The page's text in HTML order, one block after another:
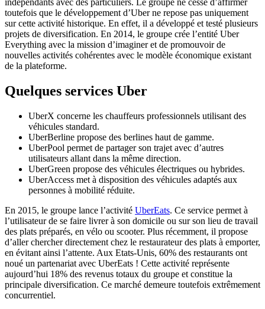
indépendants avec des particuliers. Le groupe ne cesse d’affirmer
toutefois que le développement d’Uber ne repose pas uniquement
sur cette activité historique. En effet, il a développé et testé plusieurs
projets de diversification. En 2014, le groupe crée l’entité Uber
Everything avec la mission d’imaginer et de promouvoir de
nouvelles activités cohérentes avec le modèle économique existant
de la plateforme.
Quelques services Uber
UberX concerne les chauffeurs professionnels utilisant des
véhicules standard.
UberBerline propose des berlines haut de gamme.
UberPool permet de partager son trajet avec d’autres
utilisateurs allant dans la même direction.
UberGreen propose des véhicules électriques ou hybrides.
UberAccess met à disposition des véhicules adaptés aux
personnes à mobilité réduite.
En 2015, le groupe lance l’activité UberEats. Ce service permet à
l’utilisateur de se faire livrer à son domicile ou sur son lieu de travail
des plats préparés, en vélo ou scooter. Plus récemment, il propose
d’aller chercher directement chez le restaurateur des plats à emporter,
en évitant ainsi l’attente. Aux Etats-Unis, 60% des restaurants ont
noué un partenariat avec UberEats ! Cette activité représente
aujourd’hui 18% des revenus totaux du groupe et constitue la
principale diversification. Ce marché demeure toutefois extrêmement
concurrentiel.